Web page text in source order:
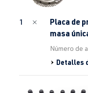
1
Placa de
masa
Número de
Detalles